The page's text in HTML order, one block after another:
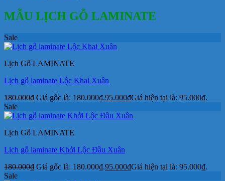
MẪU LỊCH GỖ LAMINATE
Sale
Lịch Gỗ LAMINATE
Lịch gỗ laminate Lộc Khai Xuân
180.000₫ Giá gốc là: 180.000₫.95.000₫Giá hiện tại là: 95.000₫.
Sale
Lịch Gỗ LAMINATE
Lịch gỗ laminate Khởi Lộc Đầu Xuân
180.000₫ Giá gốc là: 180.000₫.95.000₫Giá hiện tại là: 95.000₫.
Sale